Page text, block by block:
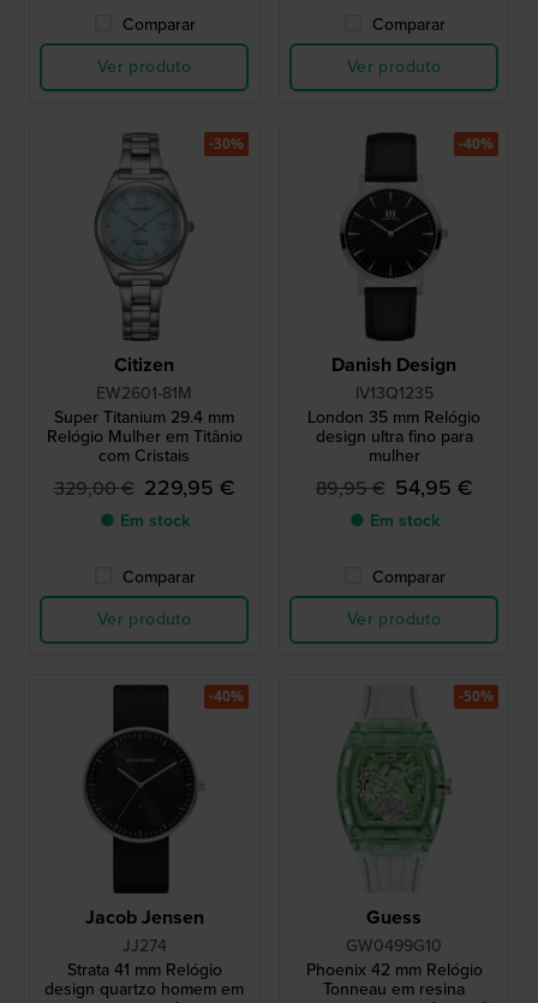
Comparar
Ver produto
Comparar
Ver produto
Citizen
EW2601-81M
Super Titanium 29.4 mm
Relógio Mulher em Titânio
com Cristais
329,00 € 229,95 €
● Em stock
Comparar
Ver produto
-30%
Danish Design
IV13Q1235
London 35 mm Relógio
design ultra fino para
mulher
89,95 € 54,95 €
● Em stock
Comparar
Ver produto
-40%
Jacob Jensen
JJ274
Strata 41 mm Relógio
design quartzo homem em
-40%
Guess
GW0499G10
Phoenix 42 mm Relógio
Tonneau em resina
-50%